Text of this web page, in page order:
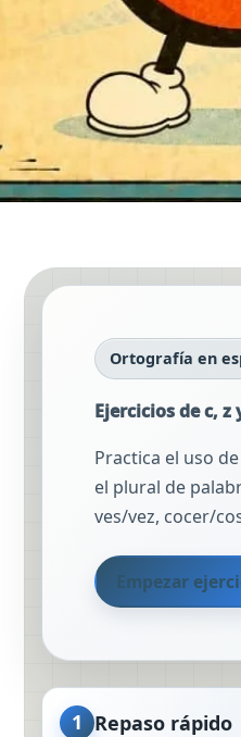
Ortografía en
Ejercicios de c, z
Practica el uso
el plural de
ves/vez, cocer/
Empezar
1 Repaso rápido